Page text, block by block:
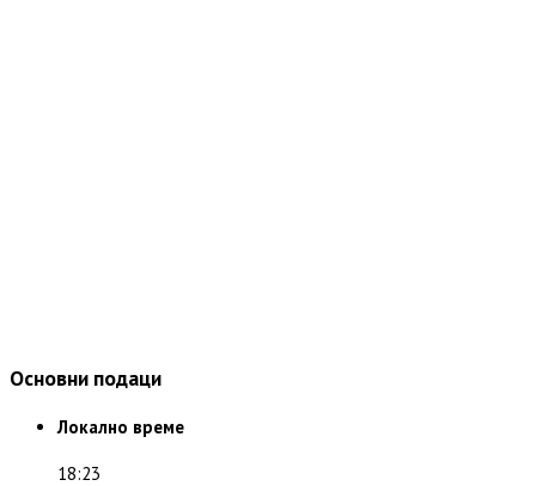
Основни подаци
Локално време
18:23